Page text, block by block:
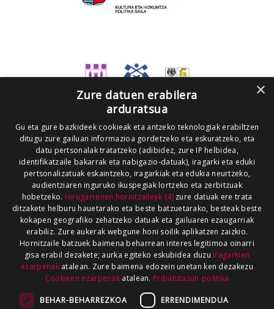
×
Zure datuen erabilera
arduratsua
Gu eta gure bazkideek cookieak eta antzeko teknologiak erabiltzen
ditugu zure gailuan informazioa gordetzeko eta eskuratzeko, eta
datu pertsonalak tratatzeko (adibidez, zure IP helbidea,
identifikatzaile bakarrak eta nabigazio-datuak), iragarki eta eduki
pertsonalizatuak eskaintzeko, iragarkiak eta edukia neurtzeko,
audientziaren inguruko ikuspegiak lortzeko eta zerbitzuak
hobetzeko. Hirugarrenen hornitzaileek (4)zure datuak ere trata
ditzakete helburu hauetarako eta beste batzuetarako, besteak beste
kokapen geografiko zehatzeko datuak eta gailuaren ezaugarriak
erabiliz. Zure aukerak webgune honi soilik aplikatzen zaizkio.
Hornitzaile batzuek baimena beharrean interes legitimoa oinarri
gisa erabil dezakete; aurka egiteko eskubidea duzu Iragarkien
ezarpenakatalean. Zure baimena edozein unetan ken dezakezu
Cookieen ezarpenak atalean. Pribatutasun-politika
BEHAR-BEHARREZKOA ERRENDIMENDUA